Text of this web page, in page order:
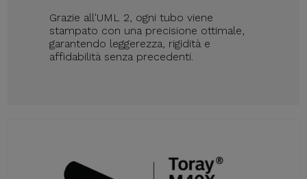
Grazie all'UML 2, ogni tubo viene
stampato con una precisione ottimale,
garantendo leggerezza, rigidità e
affidabilità senza precedenti.